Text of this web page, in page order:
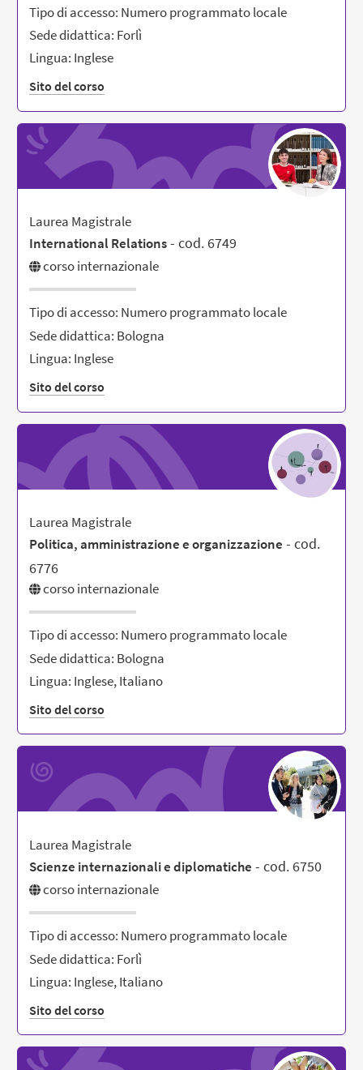
Tipo di accesso: Numero programmato locale
Sede didattica: Forlì
Lingua: Inglese
Sito del corso
Laurea Magistrale
International Relations- cod. 6749
corso internazionale
Tipo di accesso: Numero programmato locale
Sede didattica: Bologna
Lingua: Inglese
Sito del corso
Laurea Magistrale
Politica, amministrazione e organizzazione - cod.
6776
corso internazionale
Tipo di accesso: Numero programmato locale
Sede didattica: Bologna
Lingua: Inglese, Italiano
Sito del corso
Laurea Magistrale
Scienze internazionali e diplomatiche - cod. 6750
corso internazionale
Tipo di accesso: Numero programmato locale
Sede didattica: Forlì
Lingua: Inglese, Italiano
Sito del corso